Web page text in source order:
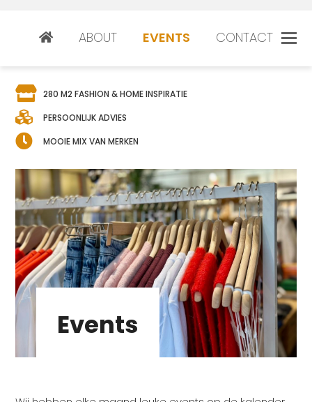
ABOUT EVENTS CONTACT
280 M2 FASHION & HOME INSPIRATIE
PERSOONLIJK ADVIES
MOOIE MIX VAN MERKEN
Events